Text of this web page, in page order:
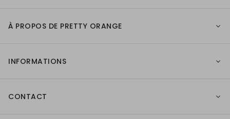
À PROPOS DE PRETTY ORANGE
INFORMATIONS
CONTACT